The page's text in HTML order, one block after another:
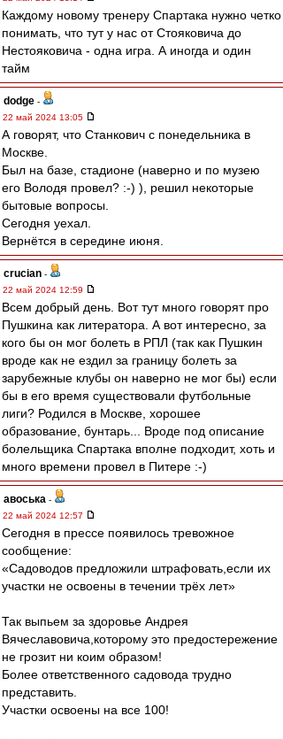
Каждому новому тренеру Спартака нужно четко
понимать, что тут у нас от Стояковича до
Нестояковича - одна игра. А иногда и один
тайм
dodge -
22 май 2024 13:05
А говорят, что Станкович с понедельника в
Москве.
Был на базе, стадионе (наверно и по музею
его Володя провел? :-) ), решил некоторые
бытовые вопросы.
Сегодня уехал.
Вернётся в середине июня.
crucian -
22 май 2024 12:59
Всем добрый день. Вот тут много говорят про
Пушкина как литератора. А вот интересно, за
кого бы он мог болеть в РПЛ (так как Пушкин
вроде как не ездил за границу болеть за
зарубежные клубы он наверно не мог бы) если
бы в его время существовали футбольные
лиги? Родился в Москве, хорошее
образование, бунтарь... Вроде под описание
болельщика Спартака вполне подходит, хоть и
много времени провел в Питере :-)
авоська -
22 май 2024 12:57
Сегодня в прессе появилось тревожное
сообщение:
«Садоводов предложили штрафовать,если их
участки не освоены в течении трёх лет»
Так выпьем за здоровье Андрея
Вячеславовича,которому это предостережение
не грозит ни коим образом!
Более ответственного садовода трудно
представить.
Участки освоены на все 100!